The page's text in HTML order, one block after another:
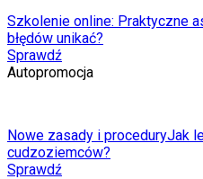
Szkolenie online: Praktyczne
błędów unikać?
Sprawdź
Autopromocja
Nowe zasady i proceduryJak
cudzoziemców?
Sprawdź